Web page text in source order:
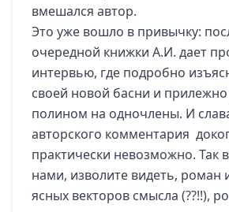
вмешался автор.
Это уже вошло в привычку:
очередной книжки А.И. дает
интервью, где подробно
своей новой басни и
полином на одночлены. И
авторского комментария
практически невозможно. Так
нами, изволите видеть, роман
ясных векторов смысла (??!!),